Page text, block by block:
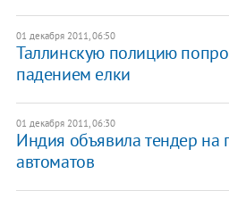
01 декабря 2011, 06:50
Таллинскую полицию
падением елки
01 декабря 2011, 06:30
Индия объявила тендер на
автоматов